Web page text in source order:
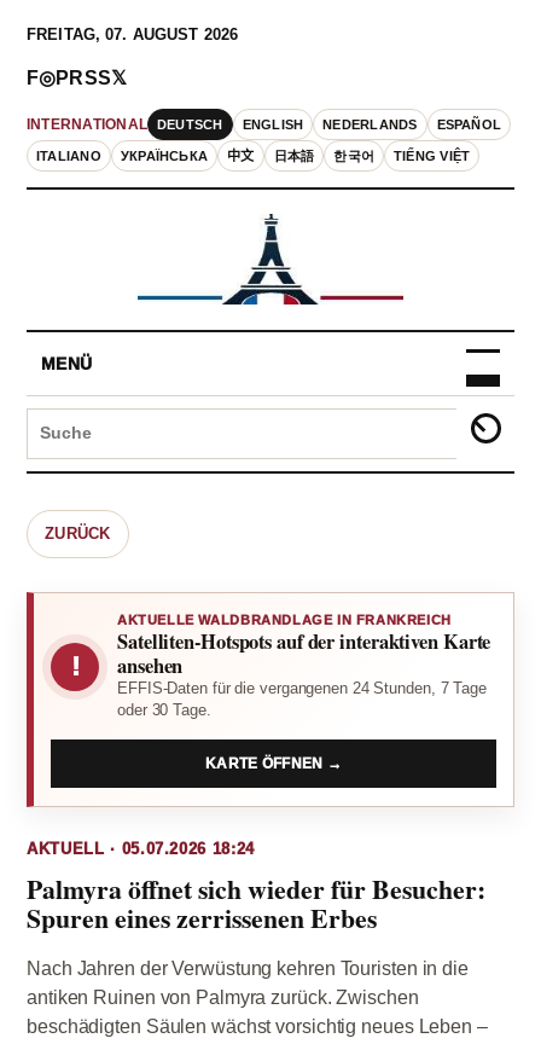
FREITAG, 07. AUGUST 2026
INTERNATIONAL DEUTSCH ENGLISH NEDERLANDS ESPAÑOL
ITALIANO УКРАЇНСЬКА 中文 日本語 한국어 TIẾNG VIỆT
F◎PRSS𝕏
MENÜ
ZURÜCK
!
AKTUELLE WALDBRANDLAGE IN FRANKREICH
Satelliten-Hotspots auf der interaktiven Karte
ansehen
EFFIS-Daten für die vergangenen 24 Stunden, 7 Tage
oder 30 Tage.
KARTE ÖFFNEN →
AKTUELL · 05.07.2026 18:24
Palmyra öffnet sich wieder für Besucher:
Spuren eines zerrissenen Erbes
Nach Jahren der Verwüstung kehren Touristen in die
antiken Ruinen von Palmyra zurück. Zwischen
beschädigten Säulen wächst vorsichtig neues Leben –